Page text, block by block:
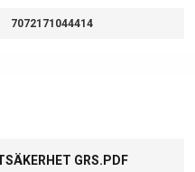
7072171044414
GRS.PDF